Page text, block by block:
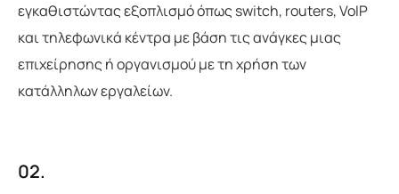
εγκαθιστώντας εξοπλισμό όπως switch, routers, VoIP
και τηλεφωνικά κέντρα με βάση τις ανάγκες μιας
επιχείρησης ή οργανισμού με τη χρήση των
κατάλληλων εργαλείων.
02.